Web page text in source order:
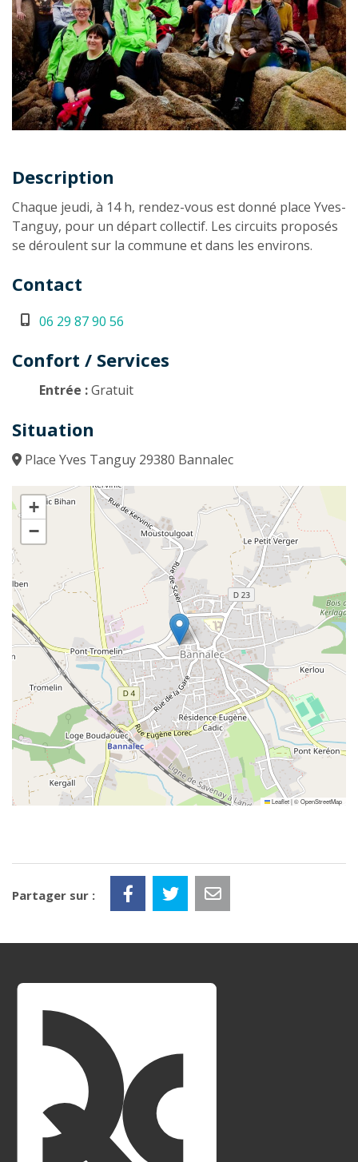
Description
Description
Chaque jeudi, à 14 h, rendez-vous est donné place Yves-
Tanguy, pour un départ collectif. Les circuits proposés
se déroulent sur la commune et dans les environs.
Contact
06 29 87 90 56
Confort / Services
Entrée :Gratuit
Situation
Place Yves Tanguy 29380 Bannalec
+
−
Leaflet|©OpenStreetMap
Partager sur :